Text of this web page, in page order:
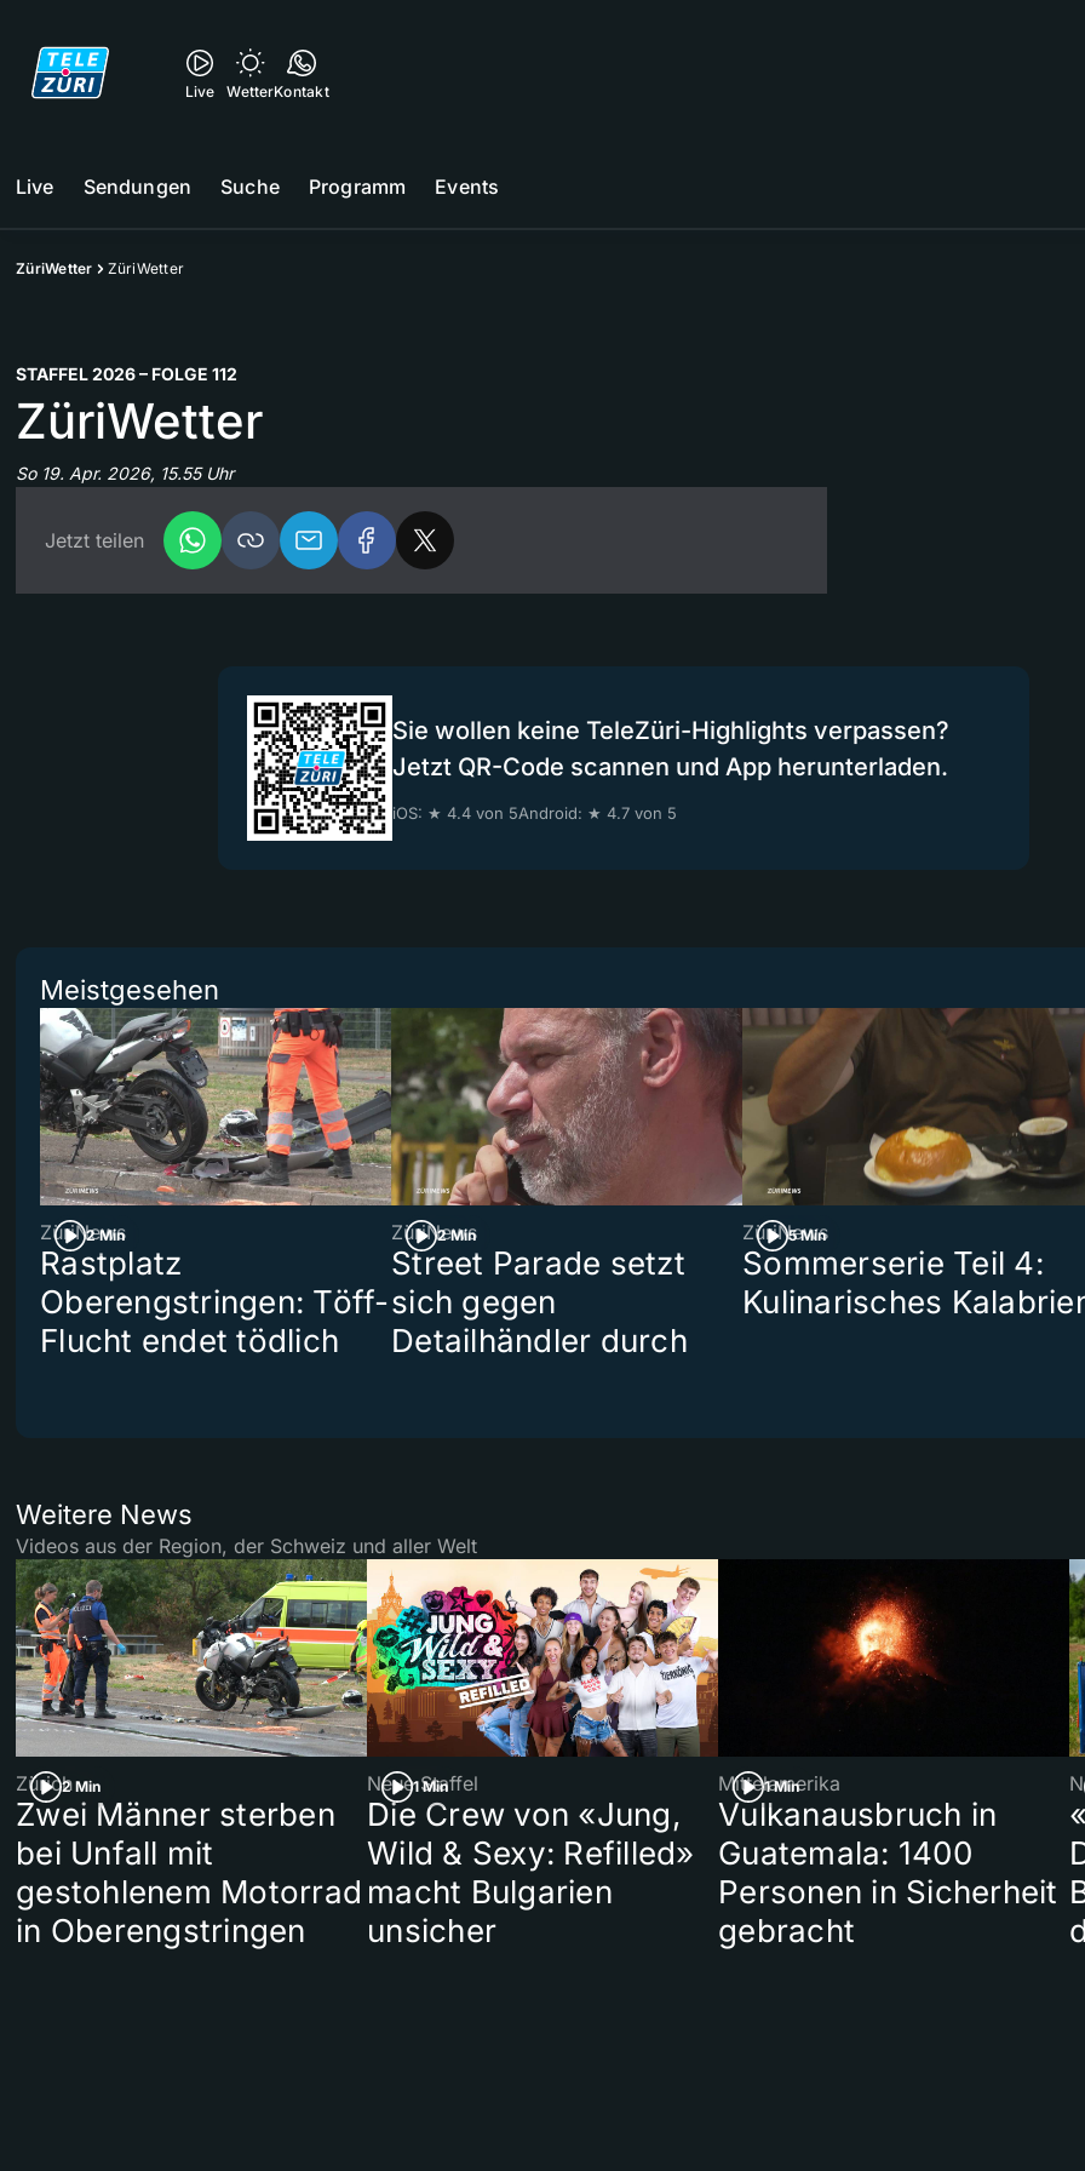
Live WetterKontakt
Live Sendungen Suche Programm Events
ZüriWetter ZüriWetter
STAFFEL 2026 – FOLGE 112
ZüriWetter
So 19. Apr. 2026, 15.55 Uhr
Jetzt teilen
Sie wollen keine TeleZüri-Highlights verpassen?
Jetzt QR-Code scannen und App herunterladen.
iOS: ★ 4.4 von 5Android: ★ 4.7 von 5
Meistgesehen
2 Min
ZüriNews
Rastplatz
Oberengstringen: Töff-
Flucht endet tödlich
2 Min
ZüriNews
Street Parade setzt
sich gegen
Detailhändler durch
5 Min
ZüriNews
Sommerserie Teil 4:
Kulinarisches
Weitere News
Videos aus der Region, der Schweiz und aller Welt
2 Min
Zürich
Zwei Männer sterben
bei Unfall mit
gestohlenem Motorrad
in Oberengstringen
1 Min
Neue Staffel
Die Crew von «Jung,
Wild & Sexy: Refilled»
macht Bulgarien
unsicher
1 Min
Mittelamerika
Vulkanausbruch in
Guatemala: 1400
Personen in Sicherheit
gebracht